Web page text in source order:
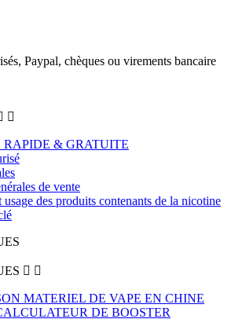
Paypal, chèques ou virements bancaire

& GRATUITE
de vente
usage des produits contenants de la nicotine
 
MATERIEL DE VAPE EN CHINE
DE BOOSTER